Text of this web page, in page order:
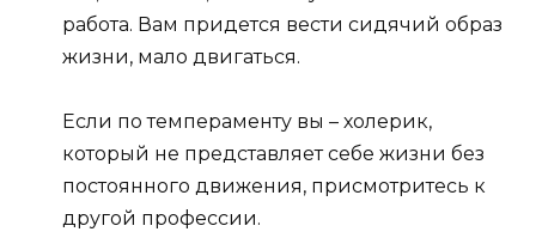
работа. Вам придется вести сидячий образ
жизни, мало двигаться.
Если по темпераменту вы – холерик,
который не представляет себе жизни без
постоянного движения, присмотритесь к
другой профессии.